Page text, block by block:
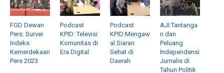
FGD Dewan
Pers: Survei
Indeks
Kemerdekaan
Pers 2023
Podcast
KPID: Televisi
Komunitas di
Era Digital
Podcast
KPID:Mengaw
al Siaran
Sehat di
Daerah
AJI:Tantanga
n dan
Peluang
Independensi
Jurnalis di
Tahun Politik